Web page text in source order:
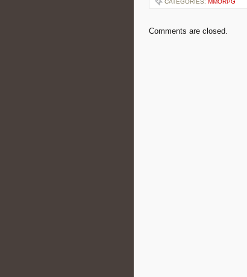
CATEGORIES: MMORPG
Comments are closed.